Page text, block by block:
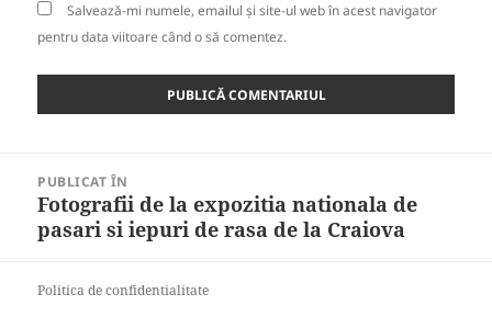
Salvează-mi numele, emailul și site-ul web în acest navigator
pentru data viitoare când o să comentez.
articole
PUBLICAT ÎN
Fotografii de la expozitia nationala de
pasari si iepuri de rasa de la Craiova
Politica de confidentialitate